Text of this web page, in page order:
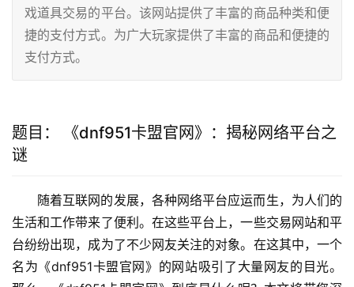
戏道具交易的平台。该网站提供了丰富的商品种类和便
捷的支付方式。为广大玩家提供了丰富的商品和便捷的
支付方式。
题目： 《dnf951卡盟官网》：揭秘网络平台之
谜
随着互联网的发展，各种网络平台应运而生，为人们的
生活和工作带来了便利。在这些平台上，一些交易网站和平
台纷纷出现，成为了不少网友关注的对象。在这其中，一个
名为《dnf951卡盟官网》的网站吸引了大量网友的目光。